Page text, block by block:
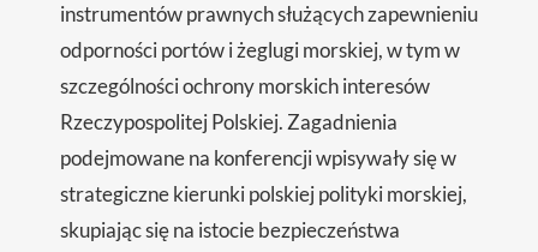
instrumentów prawnych służących zapewnieniu
odporności portów i żeglugi morskiej, w tym w
szczególności ochrony morskich interesów
Rzeczypospolitej Polskiej. Zagadnienia
podejmowane na konferencji wpisywały się w
strategiczne kierunki polskiej polityki morskiej,
skupiając się na istocie bezpieczeństwa